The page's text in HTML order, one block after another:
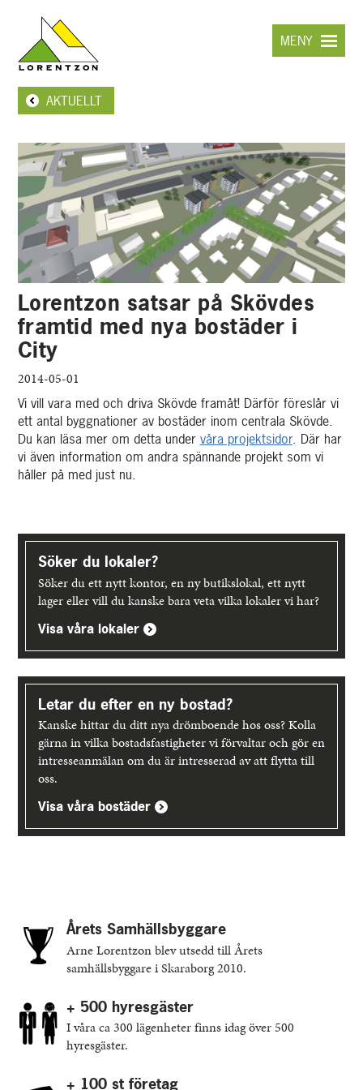
huvudinnehållet
MENY
AKTUELLT
Lorentzon satsar på Skövdes
framtid med nya bostäder i
City
2014-05-01
Vi vill vara med och driva Skövde framåt! Därför föreslår vi
ett antal byggnationer av bostäder inom centrala Skövde.
Du kan läsa mer om detta under våra projektsidor. Där har
vi även information om andra spännande projekt som vi
håller på med just nu.
Upptäck
merSöker du lokaler?
Söker du ett nytt kontor, en ny butikslokal, ett nytt
lager eller vill du kanske bara veta vilka lokaler vi har?
Visa våra lokaler
Letar du efter en ny bostad?
Kanske hittar du ditt nya drömboende hos oss? Kolla
gärna in vilka bostadsfastigheter vi förvaltar och gör en
intresseanmälan om du är intresserad av att flytta till
oss.
Visa våra bostäder
Årets Samhällsbyggare
Arne Lorentzon blev utsedd till Årets
samhällsbyggare i Skaraborg 2010.
+ 500 hyresgäster
I våra ca 300 lägenheter finns idag över 500
hyresgäster.
+ 100 st företag